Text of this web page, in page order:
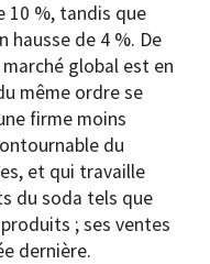
10 %, tandis que
hausse de 4 %. De
global est en
même ordre se
firme moins
du
et qui travaille
du soda tels que
; ses ventes
dernière.